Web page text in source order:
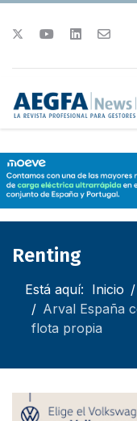
Renting
Está aquí: Inicio
Arval España
flota propia